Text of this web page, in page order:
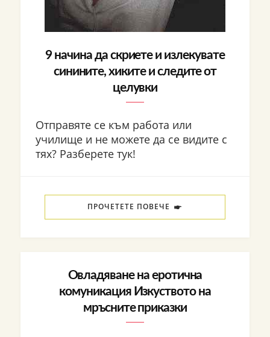
9 начина да скриете и излекувате
синините, хиките и следите от
целувки
Отправяте се към работа или
училище и не можете да се видите с
тях? Разберете тук!
ПРОЧЕТЕТЕ ПОВЕЧЕ
Овладяване на еротична
комуникация Изкуството на
мръсните приказки